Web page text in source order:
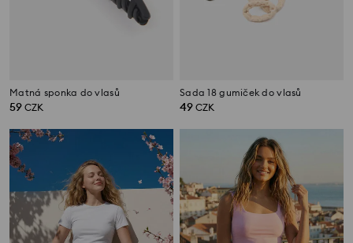
Matná sponka do vlasů
59 CZK
Sada 18 gumiček do vlasů
49 CZK